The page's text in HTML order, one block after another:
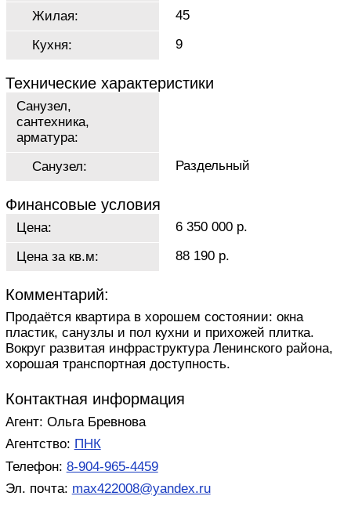
Жилая:
45
Кухня:
9
Технические характеристики
Санузел,
сантехника,
арматура:
Санузел:
Раздельный
Финансовые условия
Цена:
6 350 000 р.
Цена за кв.м:
88 190 р.
Комментарий:
Продаётся квартира в хорошем состоянии: окна
пластик, санузлы и пол кухни и прихожей плитка.
Вокруг развитая инфраструктура Ленинского района,
хорошая транспортная доступность.
Контактная информация
Агент: Ольга Бревнова
Агентство: ПНК
Телефон: 8-904-965-4459
Эл. почта: max422008@yandex.ru